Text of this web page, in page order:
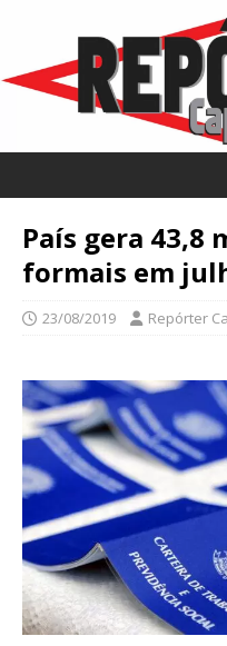
País gera 43,8
formais em
23/08/2019 Repórter